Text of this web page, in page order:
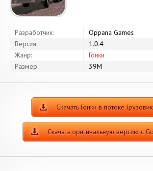
Разработчик:
Oppana Games
Версия:
1.0.4
Жанр:
Гонки
Размер:
39M
Скачать Гонки в потоке
Скачать оригинальную версию с